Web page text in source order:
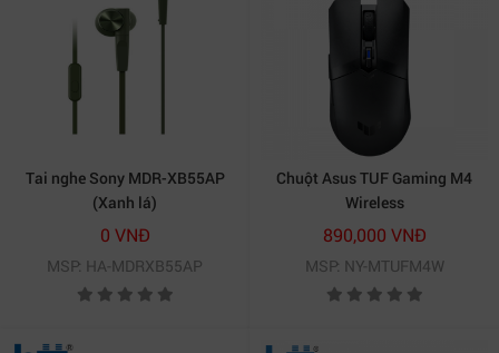
Tai nghe Sony MDR-XB55AP
(Xanh lá)
0 VNĐ
MSP: HA-MDRXB55AP
Chuột Asus TUF Gaming M4
Wireless
890,000 VNĐ
MSP: NY-MTUFM4W